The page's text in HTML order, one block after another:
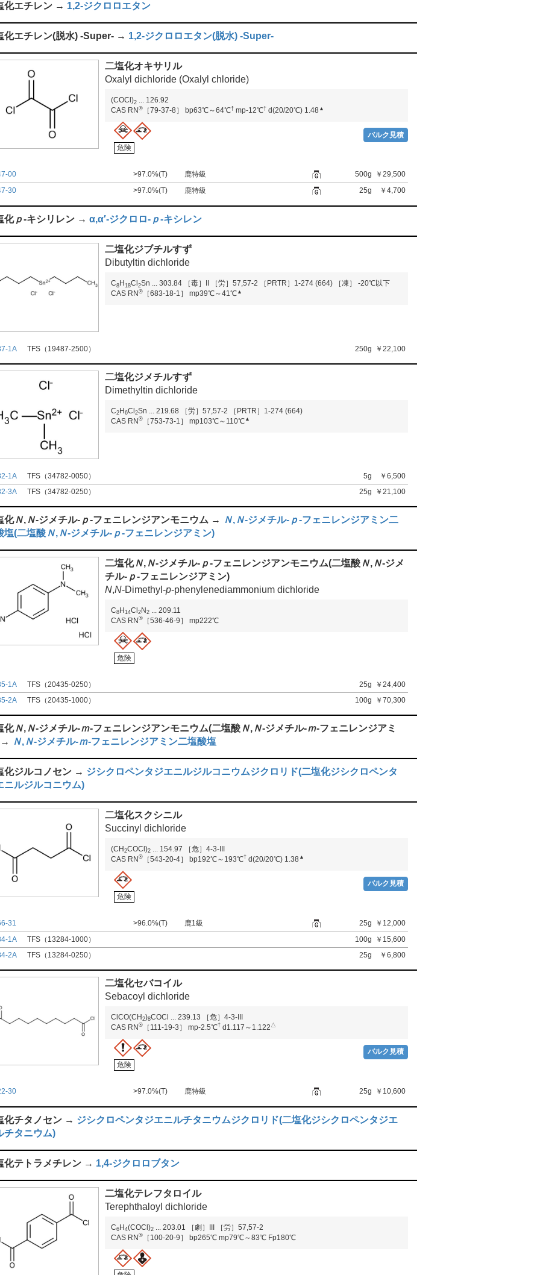
化エチレン → 1,2-ジクロロエタン
化エチレン(脱水) -Super- → 1,2-ジクロロエタン(脱水) -Super-
二塩化オキサリル
Oxalyl dichloride (Oxalyl chloride)
(COCl)2 ... 126.92
CAS RN ®［79-37-8］ bp63℃～64℃† mp-12℃† d(20/20℃) 1.48 ▲
危険
バルク見積
00 >97.0%(T) 鹿特級 500g
￥29,500
30
>97.0%(T) 鹿特級 25g ￥4,700
化ｐ-キシリレン →α,α′-ジクロロ- ｐ-キシレン
二塩化ジブチルすず
Dibutyltin dichloride
C8H 1 8Cl 2Sn ... 303.84 ［毒］II ［労］57,57-2 ［PRTR］1-274 (664)
［凍］ -20℃以下
CAS RN ®［683-18-1］ mp39℃～41℃▲
1A TFS（19487-2500） 250g ￥22,100
二塩化ジメチルすず
Dimethyltin dichloride
C2H6Cl2Sn 219.68 ［労］57,57-2
［PRTR］1-274 (664)
CAS RN®［753-73-1］ mp103℃～110℃▲
1A TFS（34782-0050） 5g
￥6,500
3A
TFS（34782-0250） 25g ￥21,100
化Ｎ, Ｎ-ジメチル- ｐ-フェニレンジアンモニウム → Ｎ, Ｎ-ジメチル- ｐ-フェニレンジアミン二
塩(二塩酸 Ｎ, Ｎ-ジメチル- ｐ-フェニレンジアミン)
二塩化Ｎ,Ｎ-ジメチル-ｐ-フェニレンジアンモニウム(二塩酸Ｎ,Ｎ-ジメ
チル-ｐ-フェニレンジアミン)
N,N-Dimethyl-p-phenylenediammonium dichloride
C8H14Cl2N2
209.11
CAS RN®［536-46-9］ mp222℃
危険
1A TFS（20435-0250） 25g
￥24,400
2A
TFS（20435-1000） 100g ￥70,300
化Ｎ, Ｎ-ジメチル-ｍ-フェニレンジアンモニウム(二塩酸 Ｎ, Ｎ-ジメチル-ｍ-フェニレンジアミ
→
Ｎ, Ｎ-ジメチル-ｍ-フェニレンジアミン二塩酸塩
化ジルコノセン → ジシクロペンタジエニルジルコニウムジクロリド(二塩化ジシクロペンタ
ニルジルコニウム)
二塩化スクシニル
Succinyl dichloride
(CH2COCl)2 154.97
［危］4-3-III
CAS RN®［543-20-4］ bp192℃～193℃† d(20/20℃) 1.38 ▲
危険
バルク見積
31 >96.0%(T) 鹿1級 25g
￥12,000
1A
TFS（13284-1000） 100g
￥15,600
2A
TFS（13284-0250） 25g ￥6,800
二塩化セバコイル
Sebacoyl dichloride
ClCO(CH2)8COCl 239.13
［危］4-3-III
CAS RN®［111-19-3］ mp-2.5℃† d1.117～1.122 △
危険
バルク見積
30 >97.0%(T) 鹿特級 25g ￥10,600
化チタノセン → ジシクロペンタジエニルチタニウムジクロリド(二塩化ジシクロペンタジエ
チタニウム)
化テトラメチレン → 1,4-ジクロロブタン
二塩化テレフタロイル
Terephthaloyl dichloride
C6H4(COCl)2 203.01 ［劇］III
［労］57,57-2
CAS RN®［100-20-9］ bp265℃ mp79℃～83℃ Fp180℃